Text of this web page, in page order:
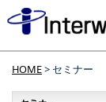
HOME> セミナー